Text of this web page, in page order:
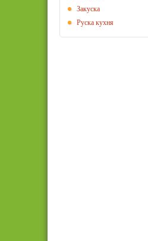
Закуска
Руска кухня